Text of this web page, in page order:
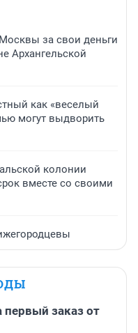
за свои деньги
Архангельской
как «веселый
могут выдворить
колонии
вместе со своими
заказ от